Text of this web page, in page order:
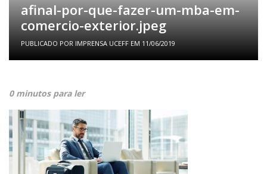
afinal-por-que-fazer-um-mba-em-
comercio-exterior.jpeg
PUBLICADO POR IMPRENSA UCEFF EM 11/06/2019
0 minutos para ler